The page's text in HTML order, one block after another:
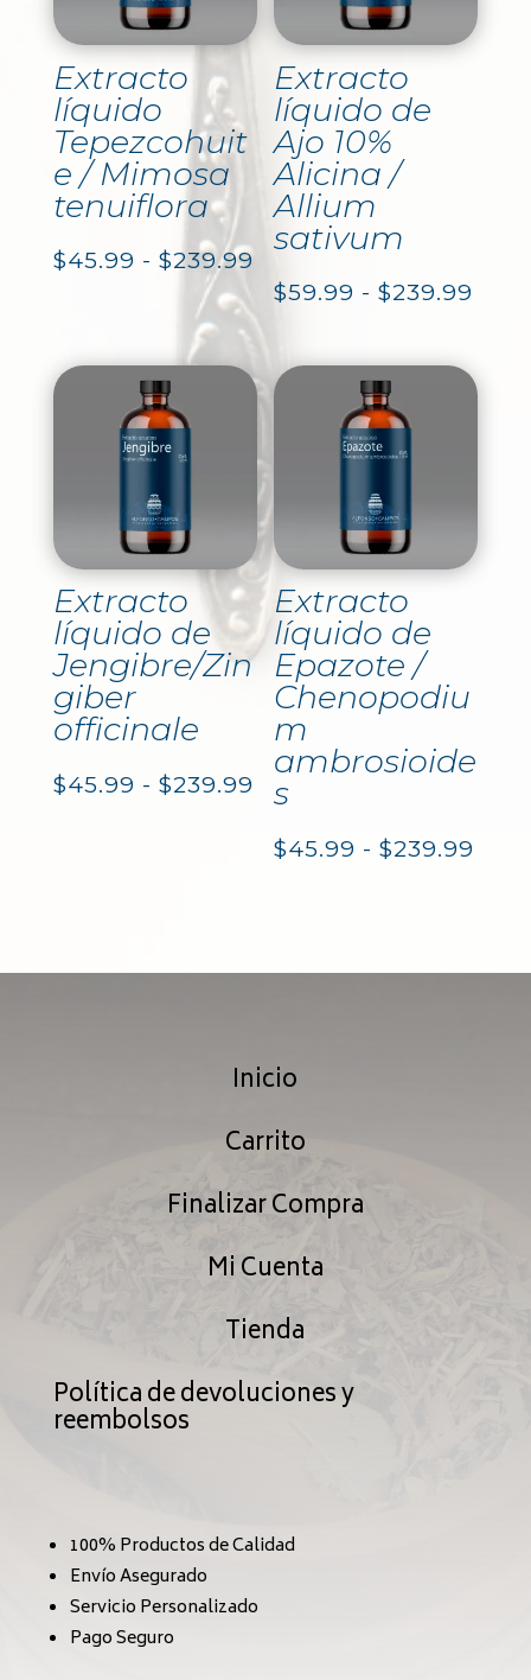
Extracto
líquido
Tepezcohuit
e / Mimosa
tenuiflora
$45.99 - $239.99Rango
de
desde
hasta
$239.99
Extracto
líquido de
Ajo 10%
Alicina /
Allium
sativum
$59.99 - $239.99
Extracto
líquido de
Jengibre/Zin
giber
officinale
$45.99 - $239.99 Rango
$45.99
$239.99
Extracto
líquido de
Epazote /
Chenopodiu
m
ambrosioide
s
$45.99 - $239.99
Inicio
Carrito
Finalizar Compra
Mi Cuenta
Tienda
Política de devoluciones y
reembolsos
100% Productos de Calidad
Envío Asegurado
Servicio Personalizado
Pago Seguro